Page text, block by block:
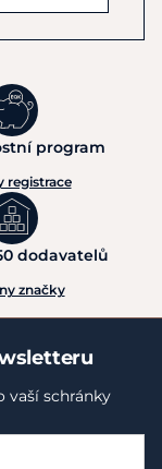
program
registrace
dodavatelů
značky
vaší schránky